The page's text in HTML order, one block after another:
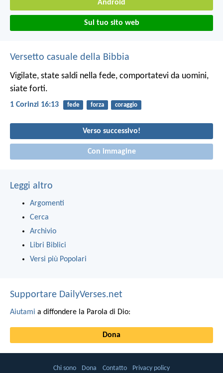
Android
Sul tuo sito web
Versetto casuale della Bibbia
Vigilate, state saldi nella fede, comportatevi da uomini,
siate forti.
1 Corinzi 16:13 fede forza coraggio
Verso successivo!
Con immagine
Leggi altro
Argomenti
Cerca
Archivio
Libri Biblici
Versi più Popolari
Supportare DailyVerses.net
Aiutami a diffondere la Parola di Dio:
Dona
Chi sono Dona Contatto Privacy policy